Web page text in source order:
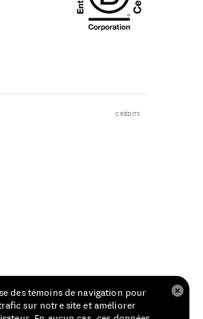
CRÉDITS
des témoins de navigation pour
sur notre site et améliorer